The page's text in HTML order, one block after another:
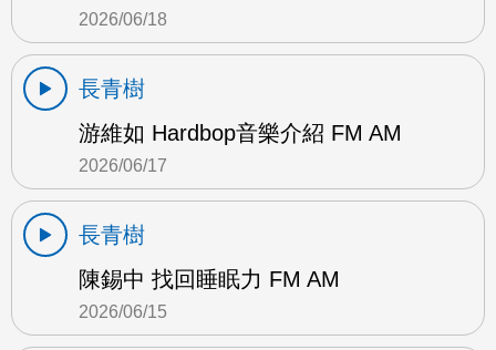
2026/06/18
長青樹
游維如 Hardbop音樂介紹 FM AM
2026/06/17
長青樹
陳錫中 找回睡眠力 FM AM
2026/06/15